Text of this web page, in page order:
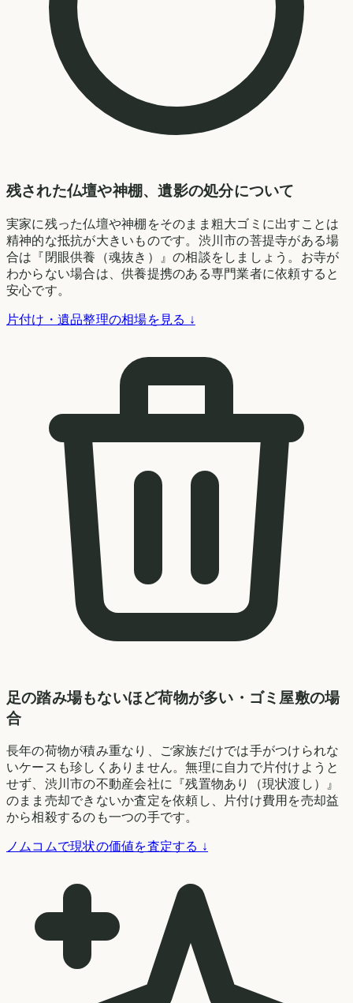
残された仏壇や神棚、遺影の処分について
実家に残った仏壇や神棚をそのまま粗大ゴミに出すことは
精神的な抵抗が大きいものです。渋川市の菩提寺がある場
合は『閉眼供養（魂抜き）』の相談をしましょう。お寺が
わからない場合は、供養提携のある専門業者に依頼すると
安心です。
片付け・遺品整理の相場を見る ↓
足の踏み場もないほど荷物が多い・ゴミ屋敷の場
合
長年の荷物が積み重なり、ご家族だけでは手がつけられな
いケースも珍しくありません。無理に自力で片付けようと
せず、渋川市の不動産会社に『残置物あり（現状渡し）』
のまま売却できないか査定を依頼し、片付け費用を売却益
から相殺するのも一つの手です。
ノムコムで現状の価値を査定する ↓